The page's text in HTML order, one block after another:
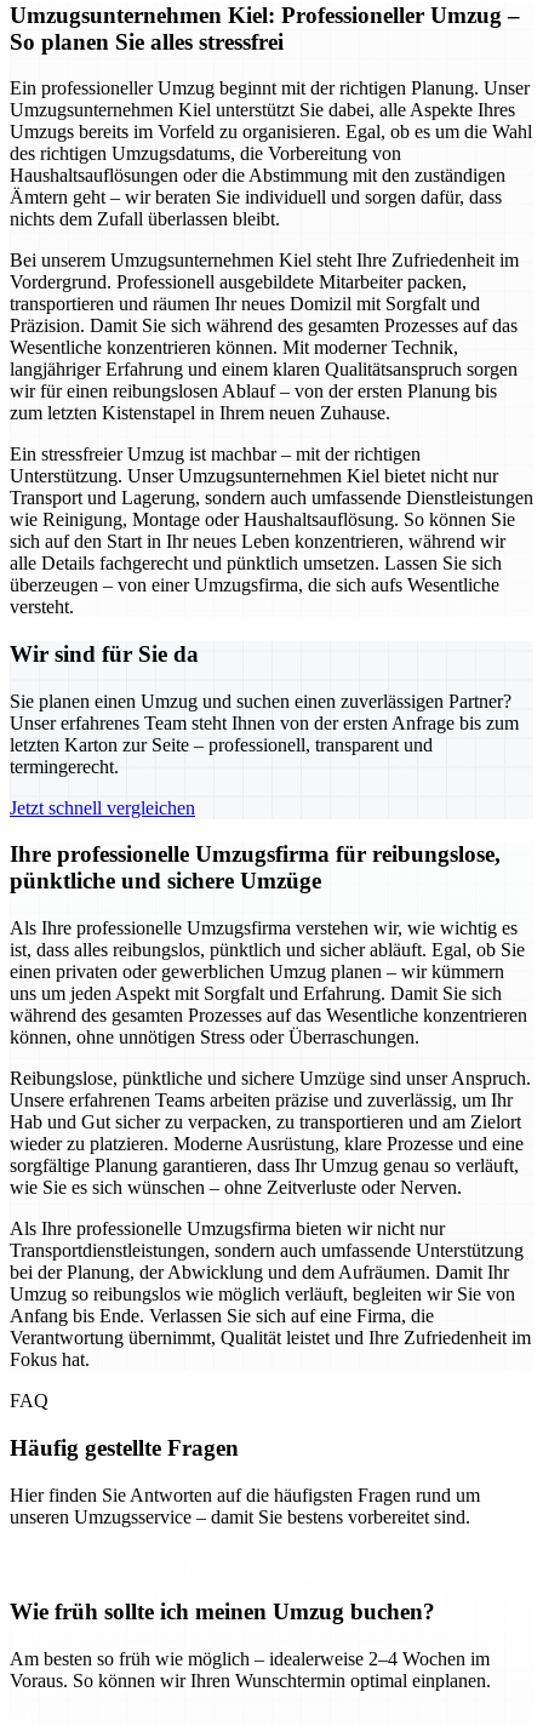
Umzugsunternehmen Kiel: Professioneller Umzug –
So planen Sie alles stressfrei
Ein professioneller Umzug beginnt mit der richtigen Planung. Unser
Umzugsunternehmen Kiel unterstützt Sie dabei, alle Aspekte Ihres
Umzugs bereits im Vorfeld zu organisieren. Egal, ob es um die Wahl
des richtigen Umzugsdatums, die Vorbereitung von
Haushaltsauflösungen oder die Abstimmung mit den zuständigen
Ämtern geht – wir beraten Sie individuell und sorgen dafür, dass
nichts dem Zufall überlassen bleibt.
Bei unserem Umzugsunternehmen Kiel steht Ihre Zufriedenheit im
Vordergrund. Professionell ausgebildete Mitarbeiter packen,
transportieren und räumen Ihr neues Domizil mit Sorgfalt und
Präzision. Damit Sie sich während des gesamten Prozesses auf das
Wesentliche konzentrieren können. Mit moderner Technik,
langjähriger Erfahrung und einem klaren Qualitätsanspruch sorgen
wir für einen reibungslosen Ablauf – von der ersten Planung bis
zum letzten Kistenstapel in Ihrem neuen Zuhause.
Ein stressfreier Umzug ist machbar – mit der richtigen
Unterstützung. Unser Umzugsunternehmen Kiel bietet nicht nur
Transport und Lagerung, sondern auch umfassende Dienstleistungen
wie Reinigung, Montage oder Haushaltsauflösung. So können Sie
sich auf den Start in Ihr neues Leben konzentrieren, während wir
alle Details fachgerecht und pünktlich umsetzen. Lassen Sie sich
überzeugen – von einer Umzugsfirma, die sich aufs Wesentliche
versteht.
Wir sind für Sie da
Sie planen einen Umzug und suchen einen zuverlässigen Partner?
Unser erfahrenes Team steht Ihnen von der ersten Anfrage bis zum
letzten Karton zur Seite – professionell, transparent und
termingerecht.
Jetzt schnell vergleichen
Ihre professionelle Umzugsfirma für reibungslose,
pünktliche und sichere Umzüge
Als Ihre professionelle Umzugsfirma verstehen wir, wie wichtig es
ist, dass alles reibungslos, pünktlich und sicher abläuft. Egal, ob Sie
einen privaten oder gewerblichen Umzug planen – wir kümmern
uns um jeden Aspekt mit Sorgfalt und Erfahrung. Damit Sie sich
während des gesamten Prozesses auf das Wesentliche konzentrieren
können, ohne unnötigen Stress oder Überraschungen.
Reibungslose, pünktliche und sichere Umzüge sind unser Anspruch.
Unsere erfahrenen Teams arbeiten präzise und zuverlässig, um Ihr
Hab und Gut sicher zu verpacken, zu transportieren und am Zielort
wieder zu platzieren. Moderne Ausrüstung, klare Prozesse und eine
sorgfältige Planung garantieren, dass Ihr Umzug genau so verläuft,
wie Sie es sich wünschen – ohne Zeitverluste oder Nerven.
Als Ihre professionelle Umzugsfirma bieten wir nicht nur
Transportdienstleistungen, sondern auch umfassende Unterstützung
bei der Planung, der Abwicklung und dem Aufräumen. Damit Ihr
Umzug so reibungslos wie möglich verläuft, begleiten wir Sie von
Anfang bis Ende. Verlassen Sie sich auf eine Firma, die
Verantwortung übernimmt, Qualität leistet und Ihre Zufriedenheit im
Fokus hat.
FAQ
Häufig gestellte Fragen
Hier finden Sie Antworten auf die häufigsten Fragen rund um
unseren Umzugsservice – damit Sie bestens vorbereitet sind.
Wie früh sollte ich meinen Umzug buchen?
Am besten so früh wie möglich – idealerweise 2–4 Wochen im
Voraus. So können wir Ihren Wunschtermin optimal einplanen.